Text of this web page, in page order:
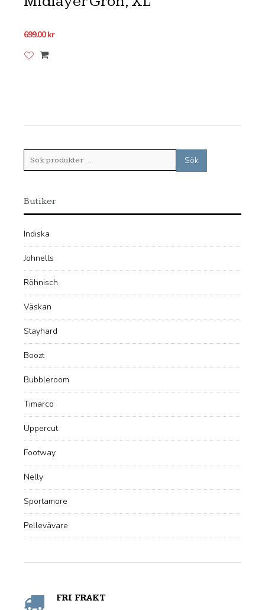
699.00kr
Sök
efter:
Sök
Butiker
Indiska
Johnells
Röhnisch
Väskan
Stayhard
Boozt
Bubbleroom
Timarco
Uppercut
Footway
Nelly
Sportamore
Pellevävare
FRI FRAKT